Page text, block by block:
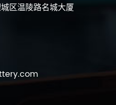
区温陵路名城大厦